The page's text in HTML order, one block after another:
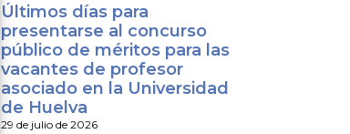
Últimos días para
presentarse al concurso
público de méritos para las
vacantes de profesor
asociado en la Universidad
de Huelva
29 de julio de 2026